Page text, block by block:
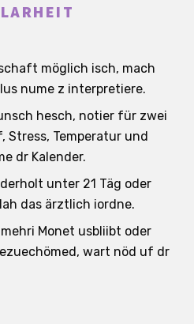
möglich isch, mach
nume z interpretiere.
hesch, notier für zwei
Stress, Temperatur und
dr Kalender.
unter 21 Täg oder
das ärztlich iordne.
Monet usbliibt oder
wart nöd uf dr